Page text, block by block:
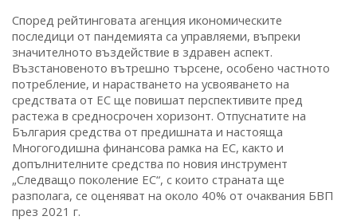
Според рейтинговата агенция икономическите
последици от пандемията са управляеми, въпреки
значителното въздействие в здравен аспект.
Възстановеното вътрешно търсене, особено частното
потребление, и нарастването на усвояването на
средствата от ЕС ще повишат перспективите пред
растежа в средносрочен хоризонт. Отпуснатите на
България средства от предишната и настояща
Многогодишна финансова рамка на ЕС, както и
допълнителните средства по новия инструмент
„Следващо поколение ЕС“, с които страната ще
разполага, се оценяват на около 40% от очаквания БВП
през 2021 г.